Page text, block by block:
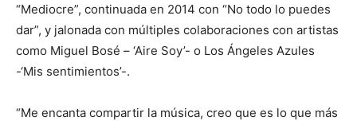
“Mediocre”, continuada en 2014 con “No todo lo puedes
dar”, y jalonada con múltiples colaboraciones con artistas
como Miguel Bosé – ‘Aire Soy’- o Los Ángeles Azules
-‘Mis sentimientos’-.
“Me encanta compartir la música, creo que es lo que más